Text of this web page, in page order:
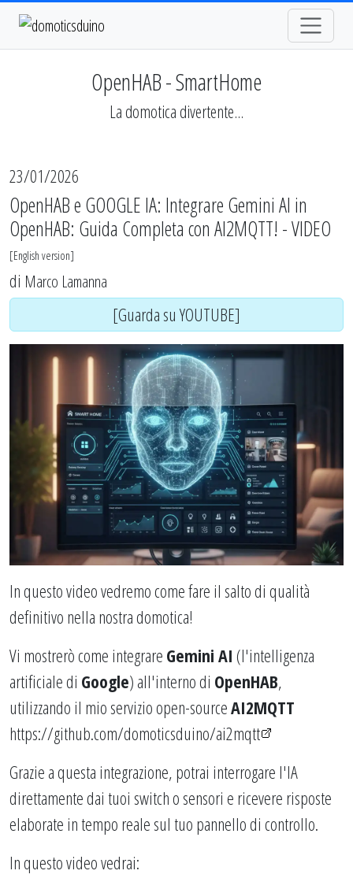
OpenHAB - SmartHome
La domotica divertente...
23/01/2026
OpenHAB e GOOGLE IA: Integrare Gemini AI in
OpenHAB: Guida Completa con AI2MQTT! - VIDEO
[English version]
di Marco Lamanna
[Guarda su YOUTUBE]
In questo video vedremo come fare il salto di qualità
definitivo nella nostra domotica!
Vi mostrerò come integrare Gemini AI (l'intelligenza
artificiale di Google) all'interno di OpenHAB,
utilizzando il mio servizio open-sourceAI2MQTT
https://github.com/domoticsduino/ai2mqtt
Grazie a questa integrazione, potrai interrogare l'IA
direttamente dai tuoi switch o sensori e ricevere risposte
elaborate in tempo reale sul tuo pannello di controllo.
In questo video vedrai: